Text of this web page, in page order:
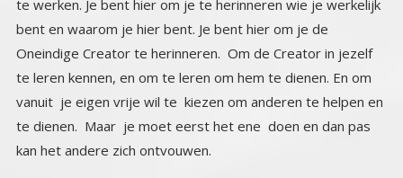
kan het andere zich ontvouwen.